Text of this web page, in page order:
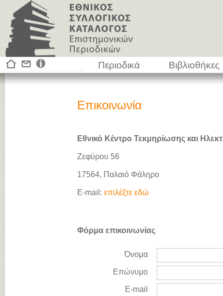
Περιοδικά Βιβλιοθήκες
Επικοινωνία
Εθνικό Κέντρο Τεκμηρίωσης και
Ζεφύρου 56
17564, Παλαιό Φάληρο
E-mail: επιλέξτε εδώ
Φόρμα επικοινωνίας
Όνομα
Επώνυμο
E-mail